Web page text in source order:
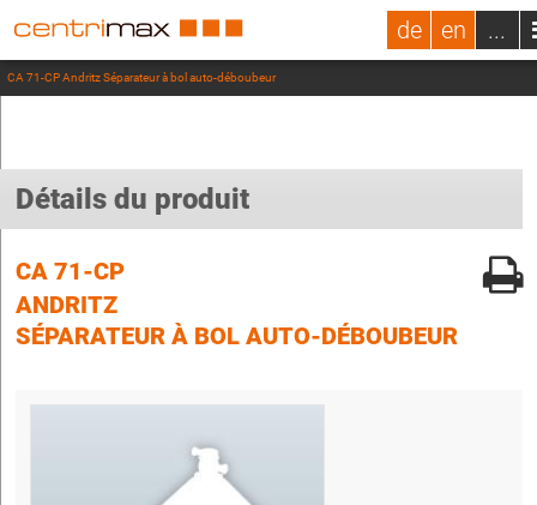
de en ...
CA 71-CP Andritz Séparateur à bol auto-déboubeur
Détails du produit
CA 71-CP
ANDRITZ
SÉPARATEUR À BOL AUTO-DÉBOUBEUR